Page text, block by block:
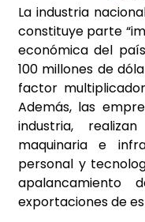
La industria
constituye parte
económica del
100 millones de
factor
Además, las
industria,
maquinaria e
personal y
apalancamiento
exportaciones de